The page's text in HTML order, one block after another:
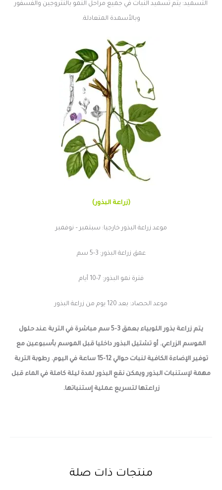
التسميد: يتم تسميد النبات في جميع مراحل النمو بالنتروجين والفسفور
وبالأسمدة المتعادلة.
(زراعة البذور)
موعد زراعة البذور خارجيا: سبتمبر – نوفمبر
عمق زراعة البذور: 3-5 سم
فترة نمو البذور: 7-10 أيام
موعد الحصاد: بعد 120 يوم من زراعة البذور
يتم زراعة بذور اللوبياء بعمق 3-5 سم مباشرة في التربة عند حلول
الموسم الزراعي. أو تشتيل البذور داخليا قبل الموسم بأسبوعين مع
توفير الإضاءة الكافية لنبات حوالي 12-15 ساعة في اليوم. رطوبة التربة
مهمة لإستنبات البذور ويمكن نقع البذور لمدة ليلة كاملة في الماء قبل
زراعتها لتسريع عملية إستنباتها.
منتجات ذات صلة